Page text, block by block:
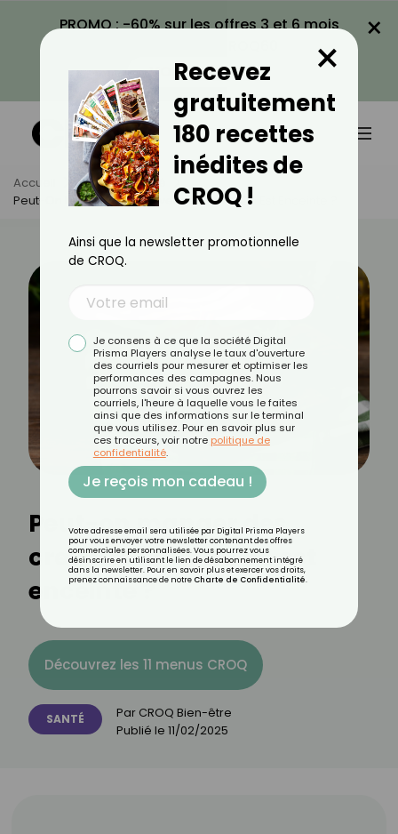
PROMO : -60% sur les offres 3 et 6 mois
VOIR LA PROMO
×
Accueil Actus
Santé
Peut-On Manger Des Crevettes Quand On Est Enceinte ?
Peut-on manger des
crevettes quand on est
enceinte ?
Découvrez les 11 menus CROQ
SANTÉ Par CROQ Bien-être
Publié le 11/02/2025
Recevez
gratuitement
180 recettes
inédites de
CROQ !
×
Ainsi que la newsletter promotionnelle
de CROQ.
Je consens à ce que la société Digital
Prisma Players analyse le taux d'ouverture
des courriels pour mesurer et optimiser les
performances des campagnes. Nous
pourrons savoir si vous ouvrez les
courriels, l'heure à laquelle vous le faites
ainsi que des informations sur le terminal
que vous utilisez. Pour en savoir plus sur
ces traceurs, voir notre politique de
confidentialité.
Je reçois mon cadeau !
Votre adresse email sera utilisée par Digital Prisma Players
pour vous envoyer votre newsletter contenant des offres
commerciales personnalisées. Vous pourrez vous
désinscrire en utilisant le lien de désabonnement intégré
dans la newsletter. Pour en savoir plus et exercer vos droits,
prenez connaissance de notre Charte de Confidentialité.